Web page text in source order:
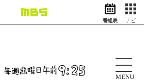
アニメ
番組表 ナビ
MENU